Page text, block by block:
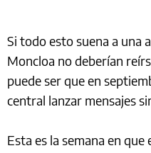
Si todo esto suena a una
Moncloa no deberían
puede ser que en
central lanzar mensajes
Esta es la semana en